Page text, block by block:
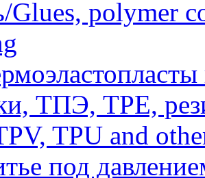
Glues, polymer
ТПЭ, TPE,
TPU and
под